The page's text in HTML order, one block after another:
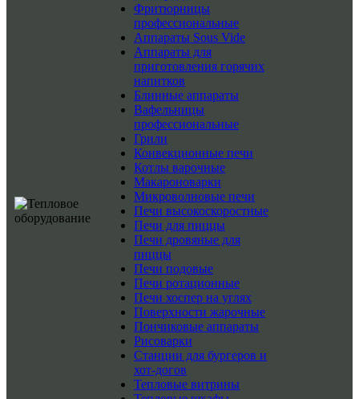
Фритюрницы
профессиональные
Аппараты Sous Vide
Аппараты для
приготовления горячих
напитков
Блинные аппараты
Вафельницы
профессиональные
Грили
Конвекционные печи
Котлы варочные
Макароноварки
Микроволновые печи
Печи высокоскоростные
Печи для пиццы
Печи дровяные для
пиццы
Печи подовые
Печи ротационные
Печи хоспер на углях
Поверхности жарочные
Пончиковые аппараты
Рисоварки
Станции для бургеров и
хот-догов
Тепловые витрины